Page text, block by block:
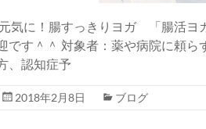
気に！腸すっきりヨガ 「腸活ヨ
です＾＾ 対象者：薬や病院に頼
、認知症予
2018年2月8日 ブログ